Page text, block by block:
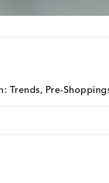
Trends, Pre-